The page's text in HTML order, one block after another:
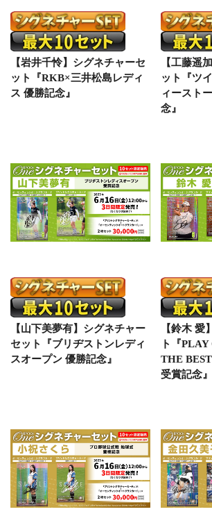
【岩井千怜】シグネチャーセ
ット『RKB×三井松島レディ
ス 優勝記念』
【工藤遥
ット『ツ
ィースト
念』
【山下美夢有】シグネチャー
セット『ブリヂストンレディ
スオープン 優勝記念』
【鈴木 愛
ト『
THE
受賞記念』